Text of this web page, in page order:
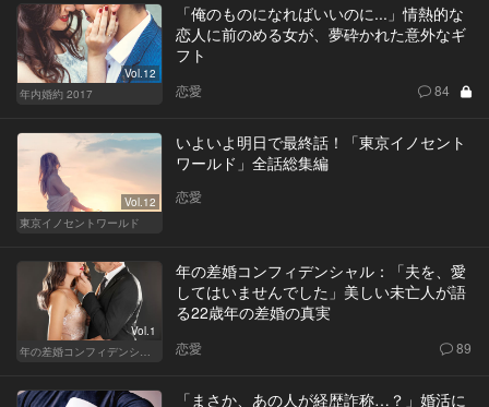
Vol.12
年内婚約 2017
「俺のものになればいいのに...」情熱的な
恋人に前のめる女が、夢砕かれた意外なギ
フト
恋愛 84
Vol.12
東京イノセントワールド
いよいよ明日で最終話！「東京イノセント
ワールド」全話総集編
恋愛
Vol.1
年の差婚コンフィデンシャル：「夫を、愛
してはいませんでした」美しい未亡人が語
る22歳年の差婚の真実
恋愛 89
「まさか、あの人が経歴詐称…？」婚活に